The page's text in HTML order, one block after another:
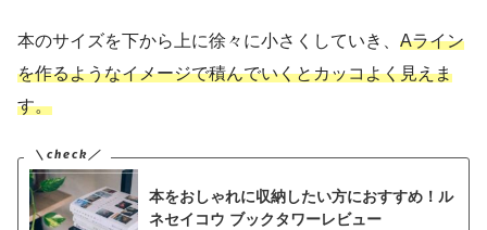
本のサイズを下から上に徐々に小さくしていき、 Aライン
を作るようなイメージで積んでいくとカッコよく見えま
す。
本をおしゃれに収納したい方におすすめ！ル
ネセイコウ ブックタワーレビュー